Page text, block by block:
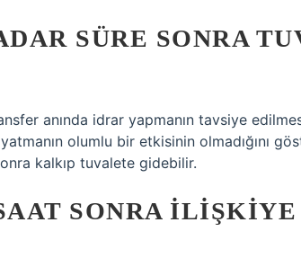
SÜRE SONRA
anında idrar yapmanın tavsiye
olumlu bir etkisinin olmadığını
kalkıp tuvalete gidebilir.
SONRA ILIŞKIYE